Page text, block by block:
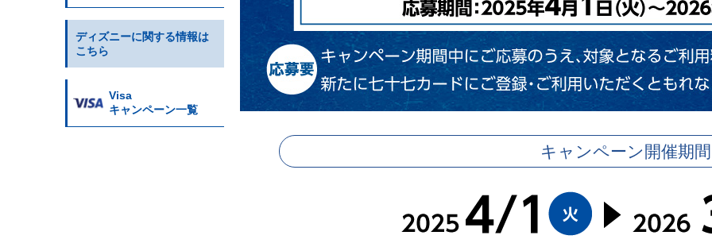
ディズニーに関する情報は
こちら
Visa
キャンペーン一覧
キャンペーン開催期間